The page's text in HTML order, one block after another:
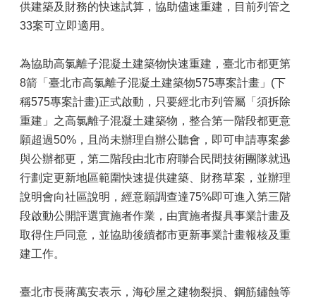
供建築及財務的快速試算，協助儘速重建，目前列管之
33案可立即適用。
為協助高氯離子混凝土建築物快速重建，臺北市都更第
8箭「臺北市高氯離子混凝土建築物575專案計畫」(下
稱575專案計畫)正式啟動，只要經北市列管屬「須拆除
重建」之高氯離子混凝土建築物，整合第一階段都更意
願超過50%，且尚未辦理自辦公聽會，即可申請專案參
與公辦都更，第二階段由北市府聯合民間技術團隊就迅
行劃定更新地區範圍快速提供建築、財務草案，並辦理
說明會向社區說明，經意願調查達75%即可進入第三階
段啟動公開評選實施者作業，由實施者擬具事業計畫及
取得住戶同意，並協助後續都市更新事業計畫報核及重
建工作。
臺北市長蔣萬安表示，海砂屋之建物裂損、鋼筋鏽蝕等